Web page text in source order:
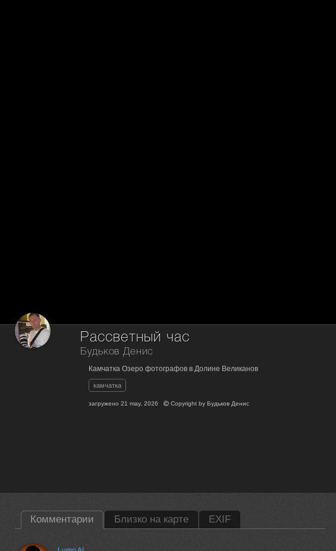
Рассветный час
Будьков Денис
Камчатка Озеро фотографов в Долине Великанов
камчатка
загружено21 may, 2026 Copyright byБудьков Денис
Комментарии Близко на карте EXIF